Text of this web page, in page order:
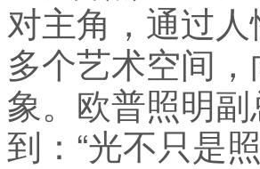
对主角，通过
多个艺术空间
象。欧普照明
到：“光不只是